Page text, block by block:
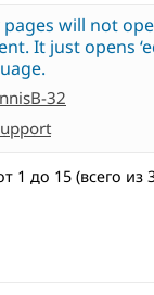
pages will not
It just opens
32
1 до 15 (всего из